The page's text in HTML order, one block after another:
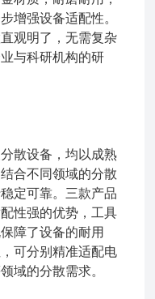
增强设备适配性。
观明了，无需复杂
与科研机构的研
散设备，均以成熟
合不同领域的分散
定可靠。三款产品
性强的优势，工具
障了设备的耐用
可分别精准适配电
域的分散需求。